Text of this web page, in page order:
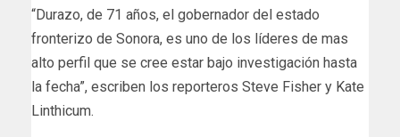
“Durazo, de 71 años, el gobernador del estado
fronterizo de Sonora, es uno de los líderes de mas
alto perfil que se cree estar bajo investigación hasta
la fecha”, escriben los reporteros Steve Fisher y Kate
Linthicum.